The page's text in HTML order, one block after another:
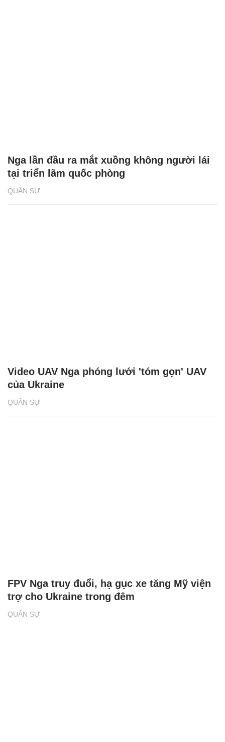
QUÂN SỰ
Nga lần đầu ra mắt xuồng không người lái
tại triển lãm quốc phòng
QUÂN SỰ
Video UAV Nga phóng lưới 'tóm gọn' UAV
của Ukraine
QUÂN SỰ
FPV Nga truy đuổi, hạ gục xe tăng Mỹ viện
trợ cho Ukraine trong đêm